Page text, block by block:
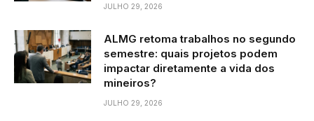
JULHO 29, 2026
ALMG retoma trabalhos no segundo
semestre: quais projetos podem
impactar diretamente a vida dos
mineiros?
JULHO 29, 2026